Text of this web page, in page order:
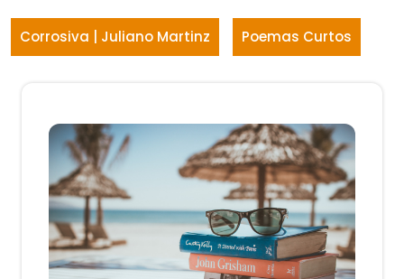
Corrosiva | Juliano Martinz Poemas Curtos